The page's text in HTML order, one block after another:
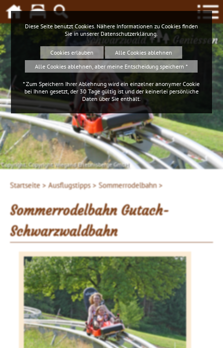
Schwarzwald Geniessen
Copyright: Copyright Wiegand Erlebnisberge GmbH
Startseite > Ausflugstipps > Sommerrodelbahn >
Sommerrodelbahn Gutach-
Schwarzwaldbahn
Diese Seite benutzt Cookies. Nähere Informationen zu Cookies finden
Sie in unserer Datenschutzerklärung.
Cookies erlauben
Alle Cookies ablehnen
Alle Cookies ablehnen, aber meine Entscheidung speichern *
* Zum Speichern Ihrer Ablehnung wird ein einzelner anonymer Cookie
bei Ihnen gesetzt, der 30 Tage gültig ist und der keinerlei persönliche
Daten über Sie enthält.